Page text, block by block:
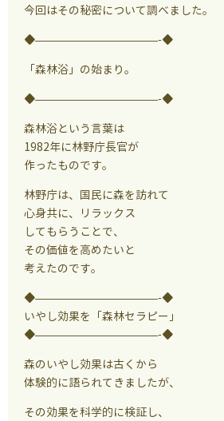
今回はその秘密について調べました。
◆———————————-◆
「森林浴」の始まり。
◆———————————-◆
森林浴という言葉は
1982年に林野庁長官が
作ったものです。
林野庁は、国民に森を訪れて
心身共に、リラックス
してもらうことで、
その価値を高めたいと
考えたのです。
◆———————————-◆
いやし効果を「森林セラピー」
◆———————————-◆
森のいやし効果は古くから
体験的に語られてきましたが、
その効果を科学的に検証し、